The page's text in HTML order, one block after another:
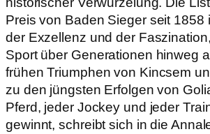
Preis von Baden Sieger seit 1858
der Exzellenz und der
Sport über Generationen hinweg
frühen Triumphen von Kincsem
zu den jüngsten Erfolgen von
Pferd, jeder Jockey und jeder
gewinnt, schreibt sich in die